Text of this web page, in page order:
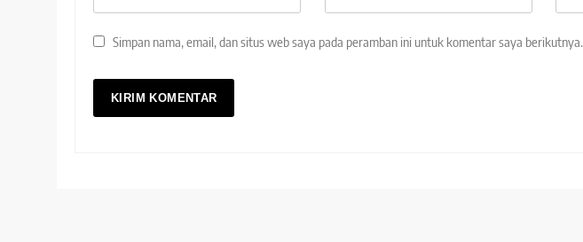
Simpan nama, email, dan situs web saya pada peramban ini untuk komentar saya berikutnya.